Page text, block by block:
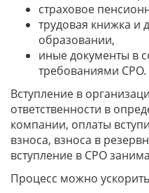
страховое
трудовая книжка и
образовании,
иные документы в
требованиями СРО.
Вступление в
ответственности в
компании, оплаты
взноса, взноса в
вступление в СРО
Процесс можно